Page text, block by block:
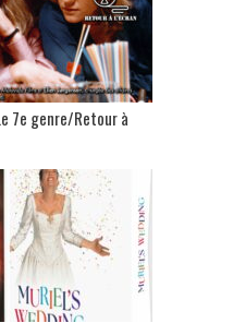
7e genre/Retour à